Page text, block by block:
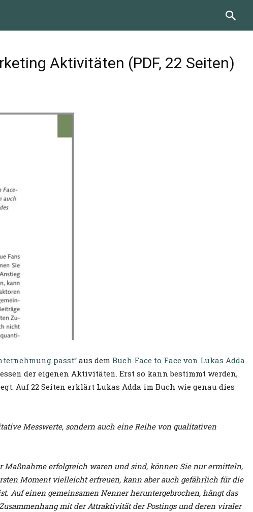
Aktivitäten (PDF, 22 Seiten)
passt“ aus dem Buch Face to Face von Lukas Adda
der eigenen Aktivitäten. Erst so kann bestimmt werden,
Auf 22 Seiten erklärt Lukas Adda im Buch wie genau dies
Messwerte, sondern auch eine Reihe von qualitativen
Maßnahme erfolgreich waren und sind, können Sie nur ermitteln,
Moment vielleicht erfreuen, kann aber auch gefährlich für die
Auf einen gemeinsamen Nenner heruntergebrochen, hängt das
mit der Attraktivität der Postings und deren viraler